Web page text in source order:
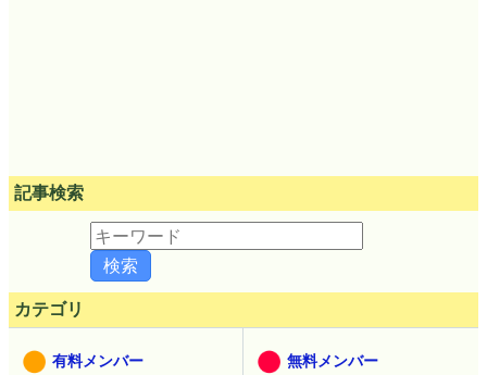
記事検索
カテゴリ
有料メンバー 無料メンバー